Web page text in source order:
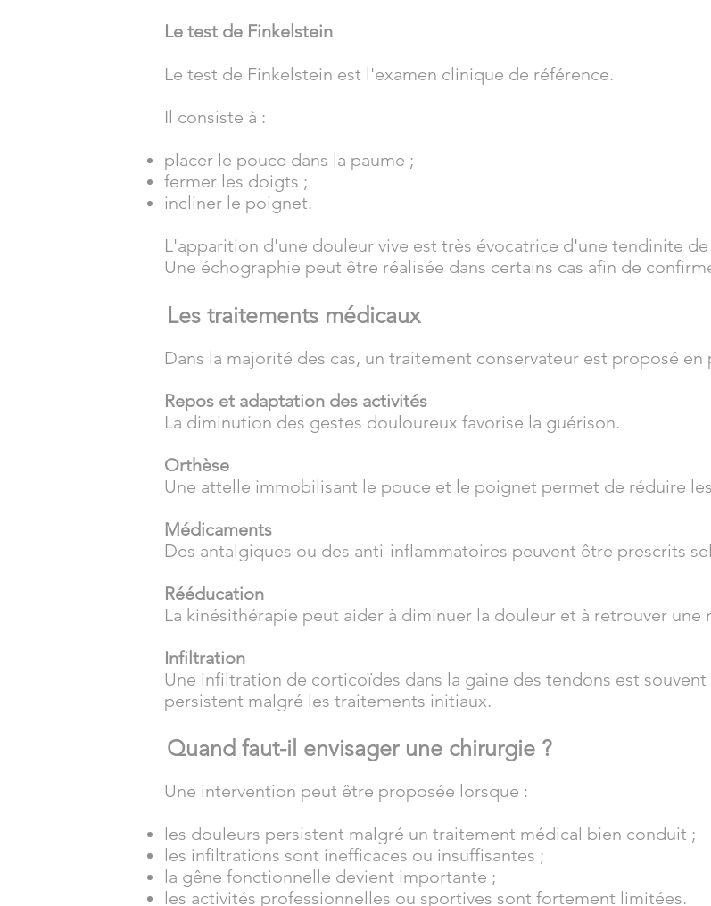
Le test de Finkelstein
Le test de Finkelstein est l'examen clinique de référence.
Il consiste à :
placer le pouce dans la paume ;
fermer les doigts ;
incliner le poignet.
L'apparition d'une douleur vive est très évocatrice d'une tendinite
Une échographie peut être réalisée dans certains cas afin de
Les traitements médicaux
Dans la majorité des cas, un traitement conservateur est proposé
Repos et adaptation des activités
La diminution des gestes douloureux favorise la guérison.
Orthèse
Une attelle immobilisant le pouce et le poignet permet de réduire
Médicaments
Des antalgiques ou des anti-inflammatoires peuvent être prescrits
Rééducation
La kinésithérapie peut aider à diminuer la douleur et à retrouver une
Infiltration
Une infiltration de corticoïdes dans la gaine des tendons est
persistent malgré les traitements initiaux.
Quand faut-il envisager une chirurgie ?
Une intervention peut être proposée lorsque :
les douleurs persistent malgré un traitement médical bien conduit ;
les infiltrations sont inefficaces ou insuffisantes ;
la gêne fonctionnelle devient importante ;
les activités professionnelles ou sportives sont fortement limitées.